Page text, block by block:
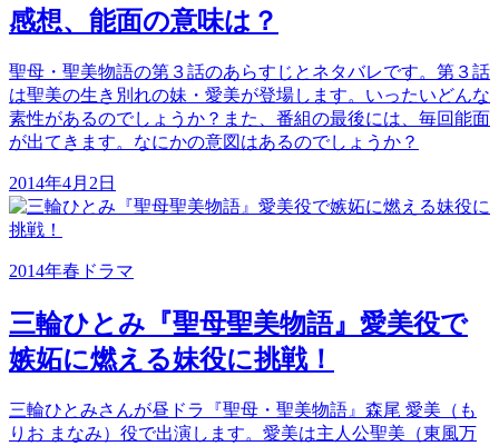
感想、能面の意味は？
聖母・聖美物語の第３話のあらすじとネタバレです。第３話
は聖美の生き別れの妹・愛美が登場します。いったいどんな
素性があるのでしょうか？また、番組の最後には、毎回能面
が出てきます。なにかの意図はあるのでしょうか？
2014年4月2日
2014年春ドラマ
三輪ひとみ『聖母聖美物語』愛美役で
嫉妬に燃える妹役に挑戦！
三輪ひとみさんが昼ドラ『聖母・聖美物語』森尾 愛美（も
りお まなみ）役で出演します。愛美は主人公聖美（東風万